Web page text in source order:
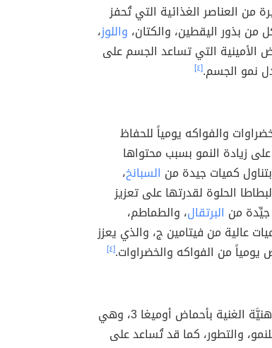
من العناصر الغذائية التي تُحفز
من بذور اليقطين، والكتان، واللوز،
الأمينية التي تساعد الجسم على
نمو الجسم.[٤]
والفواكه يومياً للحفاظ
زيادة النمو بسبب محتواها
كميات جيدة من السبانخ،
الحلوة لقدرتها على تعزيز
جيِّدة من البرتقال، والطماطم،
عالية من فيتامين ج، والذي يعزز
من الفواكه والخضراوات.[٤]
يُعدُّ السلمون من الأسماك الدهنيَّة الغنية بأحماض أوميغا 3، وهي
والتطور، كما قد تُساعد على